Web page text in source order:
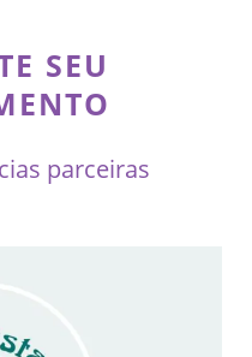
SEU
parceiras